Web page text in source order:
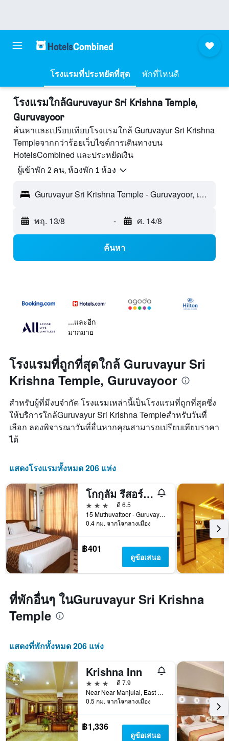
โรงแรมที่ประหยัดที่สุด พักที่ไหนดี
โรงแรมใกล้Guruvayur Sri Krishna Temple,
Guruvayoor
ค้นหาและเปรียบเทียบโรงแรมใกล้ Guruvayur Sri Krishna
Templeจากกว่าร้อยเว็บไซต์การเดินทางบน
HotelsCombined และประหยัดเงิน
ผู้เข้าพัก 2 คน, ห้องพัก 1 ห้อง
Guruvayur Sri Krishna Temple - Guruvayoor, เกรละ, อินเดีย
พฤ. 13/8 - ศ. 14/8
ค้นหา
...และอีก
มากมาย
โรงแรมที่ถูกที่สุดใกล้ Guruvayur Sri
Krishna Temple, Guruvayoor
สำหรับผู้ที่มีงบจำกัด โรงแรมเหล่านี้เป็นโรงแรมที่ถูกที่สุดซึ่ง
ให้บริการใกล้Guruvayur Sri Krishna Templeสำหรับวันที่
เลือก ลองพิจารณาวันที่อื่นหากคุณสามารถเปรียบเทียบราคา
ได้
แสดงโรงแรมทั้งหมด 206 แห่ง
โกกุลัม รีสอร์ทส์ กุรูวายูร์
3 ดาว
ดี 6.5
15 Muthuvattoor - Guruvayur Rd, Guruvayoor, อินเดีย
0.4 กม. จากใจกลางเมือง
฿401
ดูข้อเสนอ
ที่พักอื่นๆ ในGuruvayur Sri Krishna
Temple
แสดงที่พักทั้งหมด 206 แห่ง
Krishna Inn
3 ดาว
ดี 7.9
Near Near Manjulal, East Nada, Guruvayoor, อินเดีย
0.5 กม. จากใจกลางเมือง
฿1,336
ดูข้อเสนอ